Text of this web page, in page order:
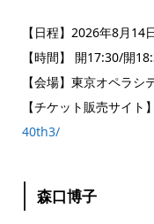
【日程】2026年8月14
【時間】 開17:30/開
【会場】東京オペラ
【チケット販売サイト】
40th3/
森口博子